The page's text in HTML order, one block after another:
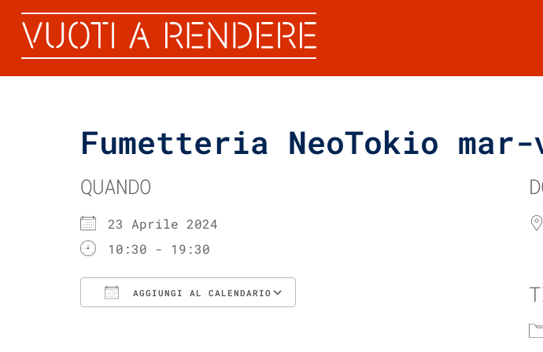
Fumetteria NeoTokio mar-
QUANDO
23 Aprile 2024
10:30 - 19:30
AGGIUNGI AL CALENDARIO